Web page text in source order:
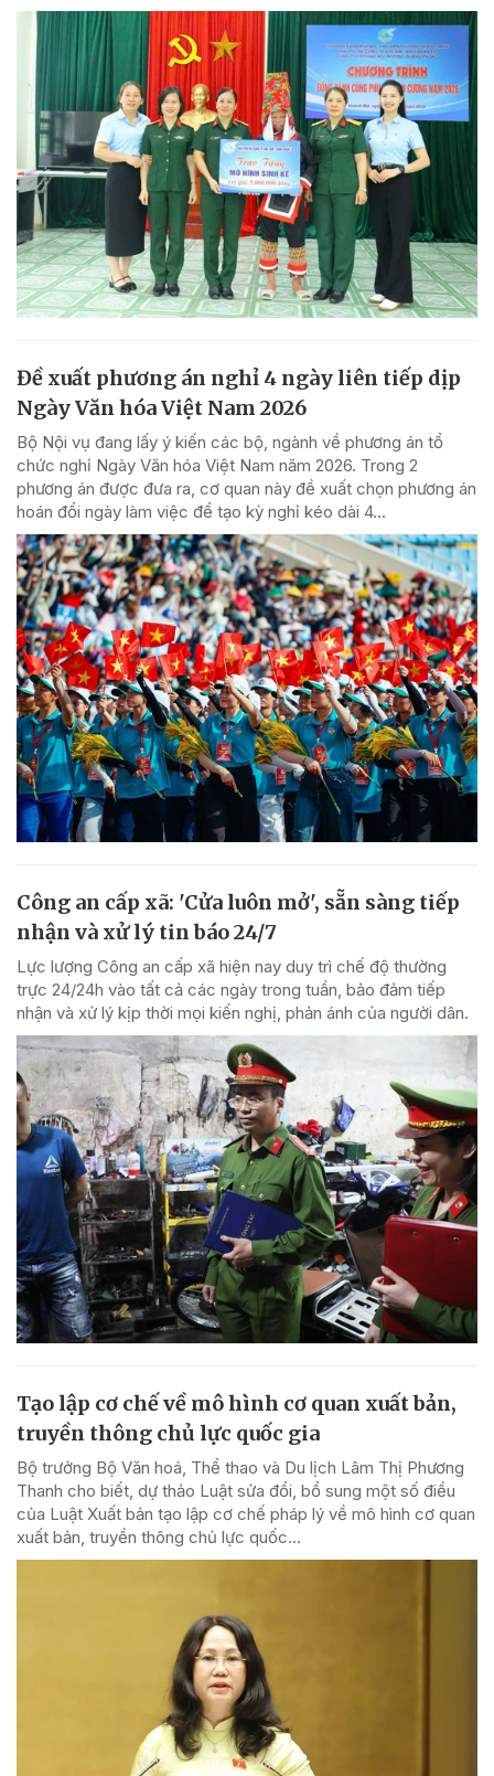
Đề xuất phương án nghỉ 4 ngày liên tiếp dịp
Ngày Văn hóa Việt Nam 2026
Bộ Nội vụ đang lấy ý kiến các bộ, ngành về phương án tổ
chức nghỉ Ngày Văn hóa Việt Nam năm 2026. Trong 2
phương án được đưa ra, cơ quan này đề xuất chọn phương án
hoán đổi ngày làm việc để tạo kỳ nghỉ kéo dài 4...
Công an cấp xã: 'Cửa luôn mở', sẵn sàng tiếp
nhận và xử lý tin báo 24/7
Lực lượng Công an cấp xã hiện nay duy trì chế độ thường
trực 24/24h vào tất cả các ngày trong tuần, bảo đảm tiếp
nhận và xử lý kịp thời mọi kiến nghị, phản ánh của người dân.
Tạo lập cơ chế về mô hình cơ quan xuất bản,
truyền thông chủ lực quốc gia
Bộ trưởng Bộ Văn hoá, Thể thao và Du lịch Lâm Thị Phương
Thanh cho biết, dự thảo Luật sửa đổi, bổ sung một số điều
của Luật Xuất bản tạo lập cơ chế pháp lý về mô hình cơ quan
xuất bản, truyền thông chủ lực quốc...